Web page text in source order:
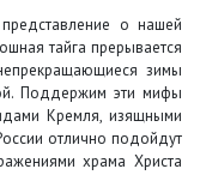
о нашей
тайга прерывается
зимы
Поддержим эти мифы
Кремля, изящными
отлично подойдут
храма Христа